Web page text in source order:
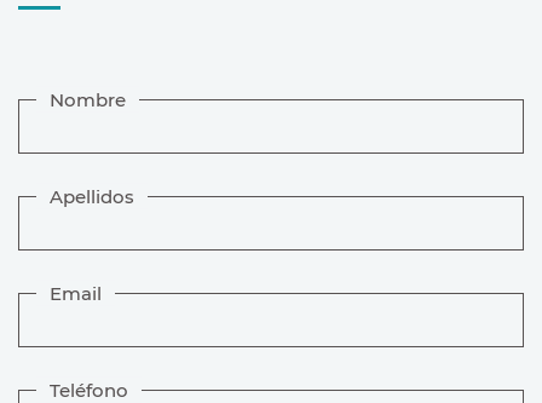
Nombre
Apellidos
Email
Teléfono